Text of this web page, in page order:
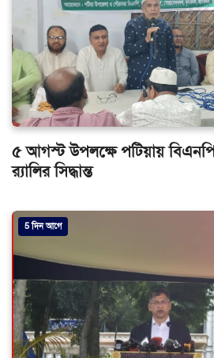
৫ আগস্ট উপলক্ষে পটিয়ায়
র‌্যালির সিদ্ধান্ত
5 দিন আগে